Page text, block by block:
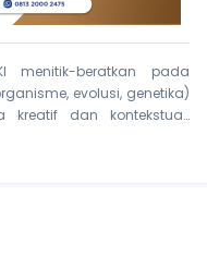
menitik-beratkan pada
evolusi, genetika)
kreatif dan kontekstual.
kagum dan tanggung-